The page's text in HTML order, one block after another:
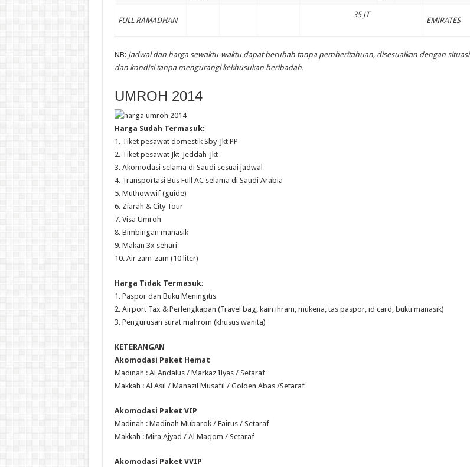
FULL RAMADHAN
35 JT
EMIRATES
NB: Jadwal dan harga sewaktu-waktu dapat berubah tanpa pemberitahuan, disesuaikan dengan situasi
dan kondisi tanpa mengurangi kekhusukan beribadah.
UMROH 2014
Harga Sudah Termasuk:
1. Tiket pesawat domestik Sby-Jkt PP
2. Tiket pesawat Jkt-Jeddah-Jkt
3. Akomodasi selama di Saudi sesuai jadwal
4. Transportasi Bus Full AC selama di Saudi Arabia
5. Muthowwif (guide)
6. Ziarah & City Tour
7. Visa Umroh
8. Bimbingan manasik
9. Makan 3x sehari
10. Air zam-zam (10 liter)
Harga Tidak Termasuk:
1. Paspor dan Buku Meningitis
2. Airport Tax & Perlengkapan (Travel bag, kain ihram, mukena, tas paspor, id card, buku manasik)
3. Pengurusan surat mahrom (khusus wanita)
KETERANGAN
Akomodasi Paket Hemat
Madinah : Al Andalus / Markaz Ilyas / Setaraf
Makkah : Al Asil / Manazil Musafil / Golden Abas /Setaraf
Akomodasi Paket VIP
Madinah : Madinah Mubarok / Fairus / Setaraf
Makkah : Mira Ajyad / Al Maqom / Setaraf
Akomodasi Paket VVIP